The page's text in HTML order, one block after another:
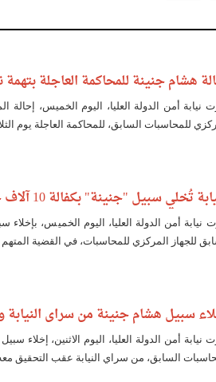
هشام جنينة للمحاكمة العاجلة بتهمة
نيابة أمن الدولة العليا، اليوم الخميس، إحالة
للمحاسبات السابق، للمحاكمة العاجلة يوم
تُخلي سبيل "جنينة" بكفالة 10 آلاف جنيه.. والمتهم يرفض الدفع
نيابة أمن الدولة العليا، اليوم الخميس،
للجهاز المركزي للمحاسبات، في القضية المتهم
سبيل هشام جنينة من سراى
نيابة أمن الدولة العليا، اليوم الاثنين، إخلاء
السابق، من سراي النيابة عقب التحقيق معه